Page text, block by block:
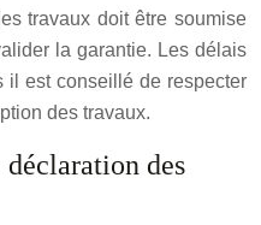
travaux doit être soumise
la garantie. Les délais
il est conseillé de respecter
des travaux.
des